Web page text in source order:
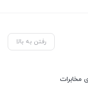
رفتن به بالا
مخابرات